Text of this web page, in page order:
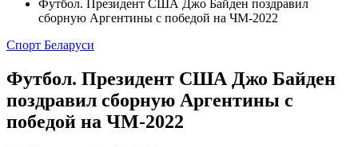
Футбол. Президент США Джо Байден поздравил
сборную Аргентины с победой на ЧМ-2022
Спорт Беларуси
Футбол. Президент США Джо Байден
поздравил сборную Аргентины с
победой на ЧМ-2022